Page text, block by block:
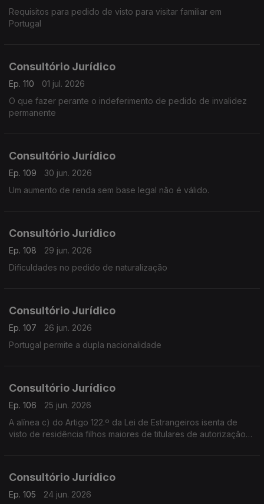
Requisitos para pedido de visto para visitar familiar em
Portugal
Consultório Jurídico
Ep. 110
01 jul. 2026
O que fazer perante o indeferimento de pedido de invalidez
permanente
Consultório Jurídico
Ep. 109
30 jun. 2026
Um aumento de renda sem base legal não é válido.
Consultório Jurídico
Ep. 108
29 jun. 2026
Dificuldades no pedido de naturalização
Consultório Jurídico
Ep. 107
26 jun. 2026
Portugal permite a dupla nacionalidade
Consultório Jurídico
Ep. 106
25 jun. 2026
A alínea c) do Artigo 122.º da Lei de Estrangeiros isenta de
visto de residência filhos maiores de titulares de autorização
Consultório Jurídico
Ep. 105
24 jun. 2026